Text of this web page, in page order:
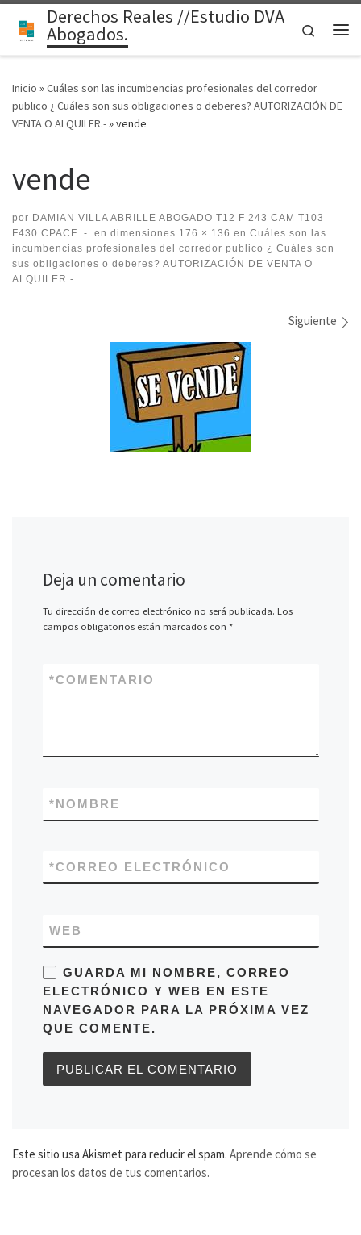
Saltar al contenido
Derechos Reales //Estudio DVA
Abogados.
Search
Inicio »Cuáles son las incumbencias profesionales del corredor
publico ¿ Cuáles son sus obligaciones o deberes? AUTORIZACIÓN DE
VENTA O ALQUILER.-»vende
vende
por DAMIAN VILLA ABRILLE ABOGADO T12 F 243 CAM T103
F430 CPACF
- en dimensiones 176 × 136 en Cuáles son las
incumbencias profesionales del corredor publico ¿ Cuáles son
sus obligaciones o deberes? AUTORIZACIÓN DE VENTA O
ALQUILER.-
Siguiente
Deja un comentario
Tu dirección de correo electrónico no será publicada. Los
campos obligatorios están marcados con *
COMENTARIO
*
NOMBRE
*
CORREO ELECTRÓNICO
*
WEB
GUARDA MI NOMBRE, CORREO
ELECTRÓNICO Y WEB EN ESTE
NAVEGADOR PARA LA PRÓXIMA VEZ
QUE COMENTE.
Este sitio usa Akismet para reducir el spam. Aprende cómo se
procesan los datos de tus comentarios.